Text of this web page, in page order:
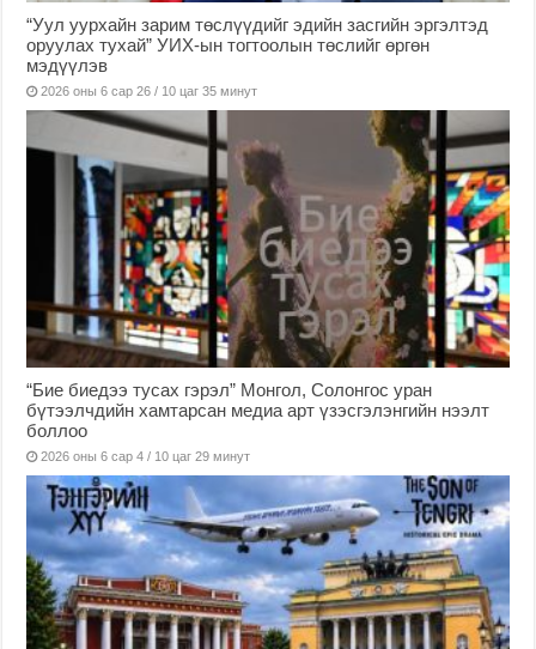
“Уул уурхайн зарим төслүүдийг эдийн засгийн эргэлтэд
оруулах тухай” УИХ-ын тогтоолын төслийг өргөн
мэдүүлэв
2026 оны 6 сар 26 / 10 цаг 35 минут
“Бие биедээ тусах гэрэл” Монгол, Солонгос уран
бүтээлчдийн хамтарсан медиа арт үзэсгэлэнгийн нээлт
боллоо
2026 оны 6 сар 4 / 10 цаг 29 минут